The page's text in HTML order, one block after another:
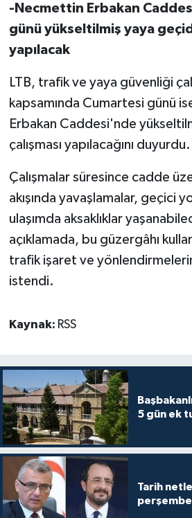
-Necmettin Erbakan
günü yükseltilmiş yaya
yapılacak
LTB, trafik ve yaya güvenliği
kapsamında Cumartesi günü
Erbakan Caddesi'nde
çalışması yapılacağını duyurdu.
Çalışmalar süresince cadde
akışında yavaşlamalar, geçici
ulaşımda aksaklıklar
açıklamada, bu güzergâhı
trafik işaret ve
istendi.
Kaynak: RSS
5 gün ek
Tarih